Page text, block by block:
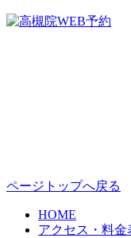
ページトップへ戻る
HOME
アクセス・料金